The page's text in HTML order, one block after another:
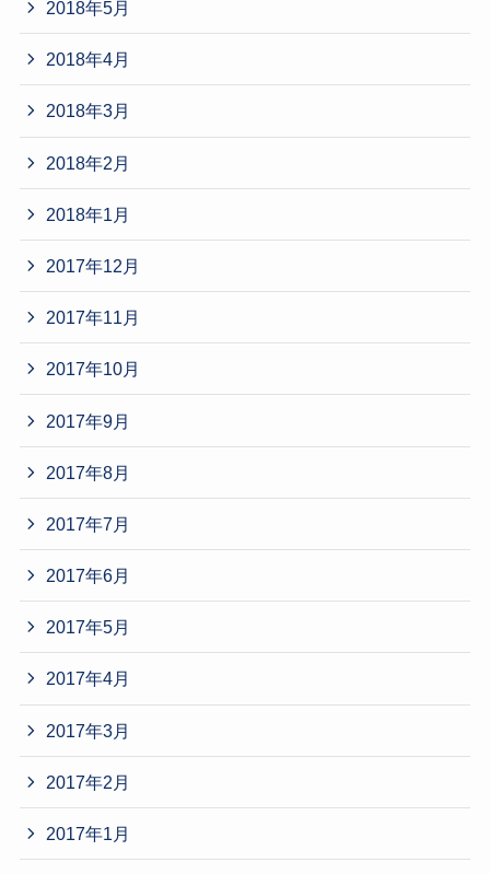
2018年5月
2018年4月
2018年3月
2018年2月
2018年1月
2017年12月
2017年11月
2017年10月
2017年9月
2017年8月
2017年7月
2017年6月
2017年5月
2017年4月
2017年3月
2017年2月
2017年1月